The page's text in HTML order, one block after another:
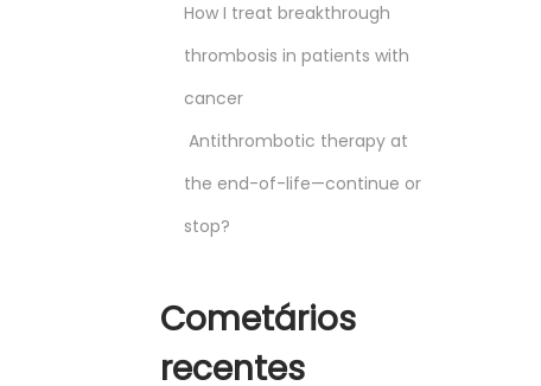
How I treat breakthrough
thrombosis in patients with
cancer
Antithrombotic therapy at
the end-of-life—continue or
stop?
Cometários
recentes